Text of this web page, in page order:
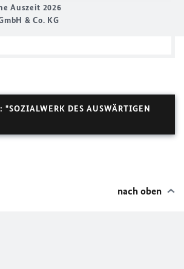
Auszeit 2026
& Co. KG
"SOZIALWERK DES AUSWÄRTIGEN
nach oben